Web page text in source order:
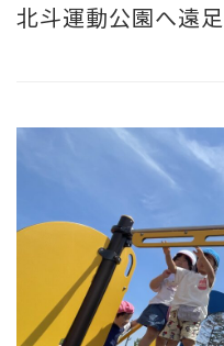
北斗運動公園へ遠足